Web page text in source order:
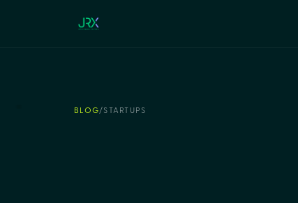
BLOG/STARTUPS